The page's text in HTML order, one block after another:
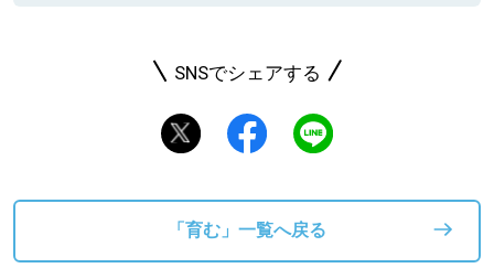
SNSでシェアする
「育む」一覧へ戻る